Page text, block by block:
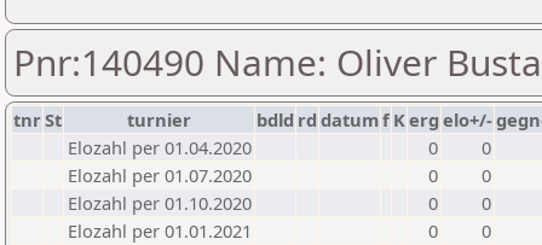
Pnr:140490 Name: Oliver Busta
tnrSt turnier bdld rd datumf Kerg elo+/-
Elozahl per 01.04.2020
0
0
Elozahl per 01.07.2020
0
0
Elozahl per 01.10.2020
0
0
Elozahl per 01.01.2021
0
0